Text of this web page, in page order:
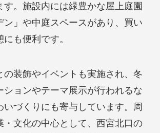
す。施設内には緑豊かな屋上庭園
ン」や中庭スペースがあり、買い
も便利です。
の装飾やイベントも実施され、冬
ションやテーマ展示が行われるな
いづくりにも寄与しています。周
・文化の中心として、西宮北口の